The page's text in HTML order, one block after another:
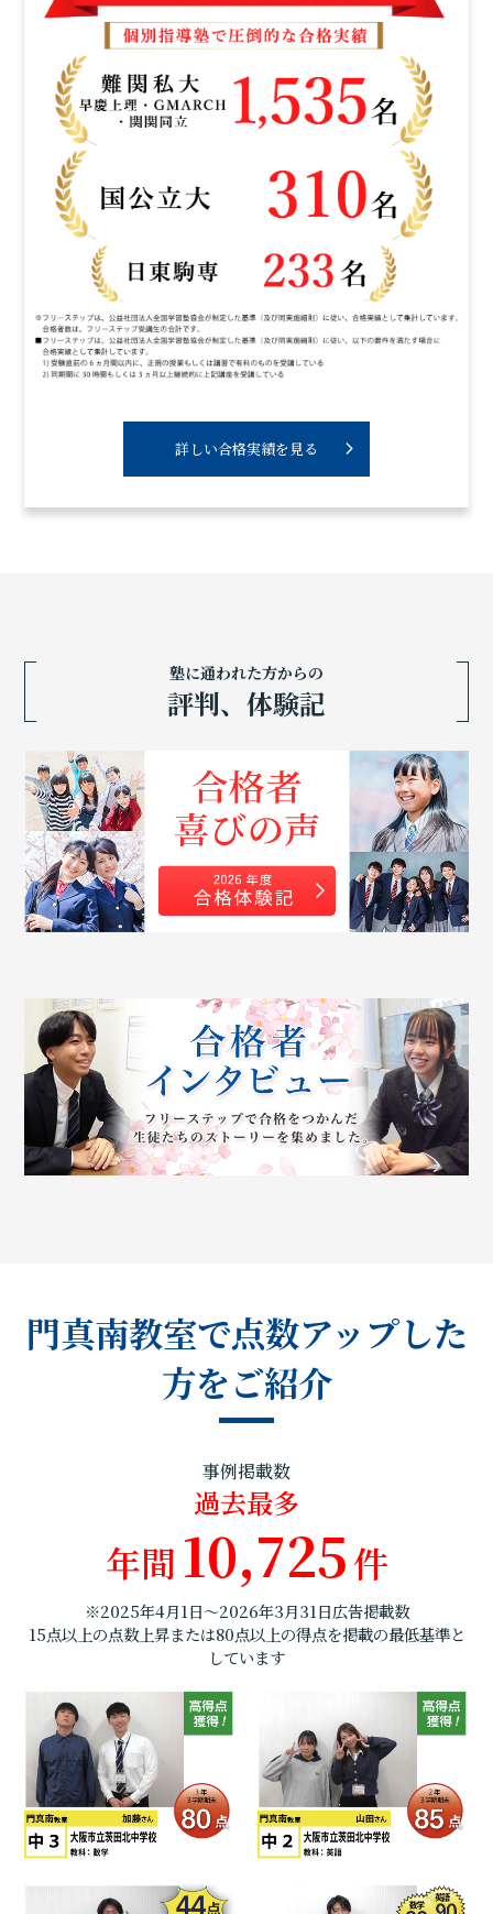
詳しい合格実績を見る
塾に通われた方からの
評判、体験記
門真南教室で点数アップした
方をご紹介
事例掲載数
過去最多
年間 10,725件
※2025年4月1日～2026年3月31日広告掲載数
15点以上の点数上昇または80点以上の得点を掲載の最低基準と
しています